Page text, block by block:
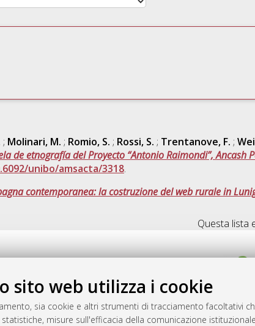
sito web utilizza i cookie
sia cookie e altri strumenti di tracciamento facoltativi
misure sull'efficacia della comunicazione
; Molinari, M. ; Romio, S. ; Rossi, S. ; Trentanove, F. ;
de etnografía del Proyecto “Antonio Raimondi”, Ancash
unibo/amsacta/3318.
contemporanea: la costruzione del web rurale in
Questa lista